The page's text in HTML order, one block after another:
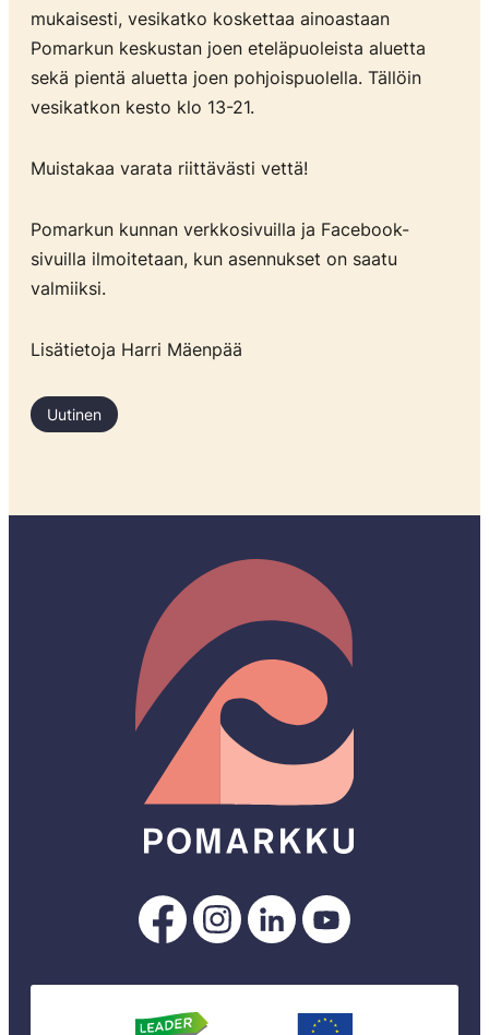
mukaisesti, vesikatko koskettaa ainoastaan
Pomarkun keskustan joen eteläpuoleista aluetta
sekä pientä aluetta joen pohjoispuolella. Tällöin
vesikatkon kesto klo 13-21.
Muistakaa varata riittävästi vettä!
Pomarkun kunnan verkkosivuilla ja Facebook-
sivuilla ilmoitetaan, kun asennukset on saatu
valmiiksi.
Lisätietoja Harri Mäenpää
Uutinen
Pomarkku
Facebookissa
Pomarkku
Instagramissa
Pomarkku
LinkedInissä